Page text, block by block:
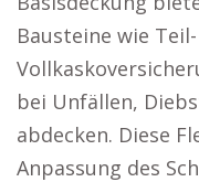
Bausteine wie
bei Unfällen,
abdecken. Diese
Anpassung des